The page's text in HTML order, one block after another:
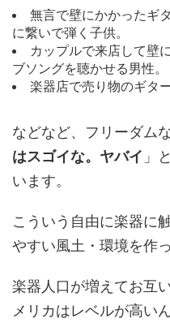
無言で壁にかかったギ
に繋いで弾く子供。
カップルで来店して壁
ブソングを聴かせる男性。
楽器店で売り物のギタ
などなど、フリーダム
はスゴイな。ヤバイ 」
います。
こういう自由に楽器に
やすい風土・環境を作
楽器人口が増えてお互
メリカはレベルが高い